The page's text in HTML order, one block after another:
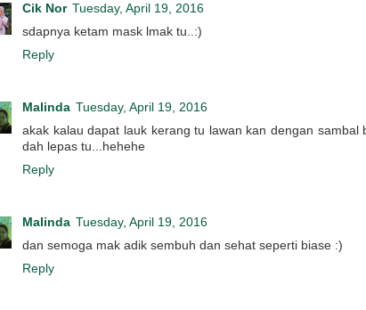
Cik Nor Tuesday, April 19, 2016
sdapnya ketam mask lmak tu..:)
Reply
Malinda Tuesday, April 19, 2016
akak kalau dapat lauk kerang tu lawan kan dengan
dah lepas tu...hehehe
Reply
Malinda Tuesday, April 19, 2016
dan semoga mak adik sembuh dan sehat seperti biase :)
Reply